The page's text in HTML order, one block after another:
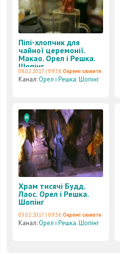
Піпі-хлопчик для
чайної церемонії.
Макао. Орел і Решка.
Шопінг
08.02.2017 | 09:38 Окремі сюжети
Канал:Орел і Решка. Шопінг
Храм тисячі Будд.
Лаос. Орел і Решка.
Шопінг
03.02.2017 | 09:36 Окремі сюжети
Канал:Орел і Решка. Шопінг